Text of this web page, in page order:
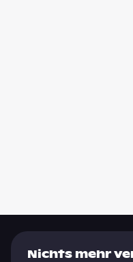
Nichts mehr